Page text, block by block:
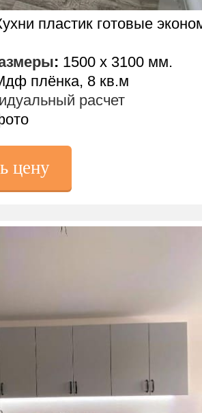
пластик готовые
: 1500 х 3100 мм.
плёнка, 8 кв.м
расчет
цену